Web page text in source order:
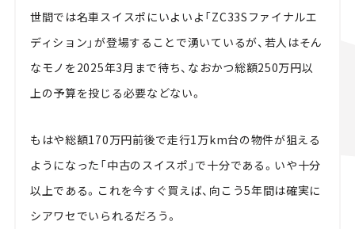
世間では名車スイスポにいよいよ「ZC33Sファイナルエ
ディション」が登場することで湧いているが、若人はそん
なモノを2025年3月まで待ち、なおかつ総額250万円以
上の予算を投じる必要などない。
もはや総額170万円前後で走行1万km台の物件が狙える
ようになった「中古のスイスポ」で十分である。いや十分
以上である。これを今すぐ買えば、向こう5年間は確実に
シアワセでいられるだろう。